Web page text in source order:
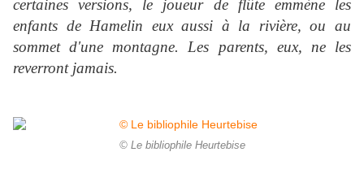
certaines versions, le joueur de flûte emmène les
enfants de Hamelin eux aussi à la rivière, ou au
sommet d'une montagne. Les parents, eux, ne les
reverront jamais.
© Le bibliophile Heurtebise